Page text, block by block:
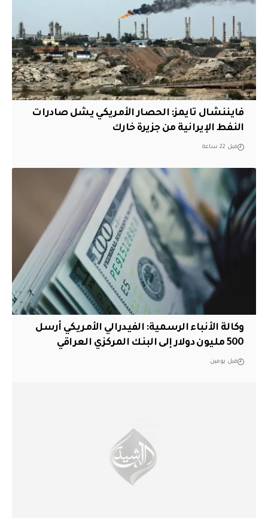
فايننشال تايمز: الحصار الأمريكي يشل صادرات
النفط الإيرانية من جزيرة خارك
قبل 22 ساعة
وكالة الأنباء الرسمية: الفيدرالي الأمريكي أرسل
500 مليون دولار إلى البنك المركزي العراقي
قبل يومين